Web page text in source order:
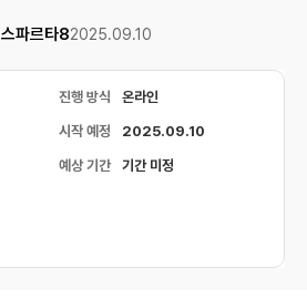
스파르타82025.09.10
진행 방식 온라인
시작 예정 2025.09.10
예상 기간 기간 미정